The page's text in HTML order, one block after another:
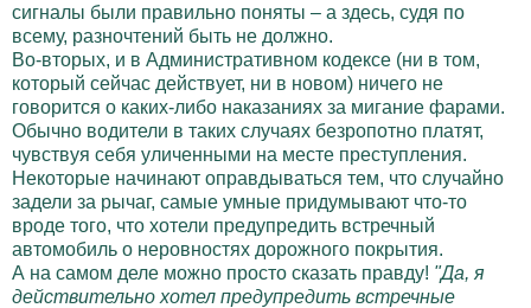
сигналы были правильно поняты – а здесь, судя по
всему, разночтений быть не должно.
Во-вторых, и в Административном кодексе (ни в том,
который сейчас действует, ни в новом) ничего не
говорится о каких-либо наказаниях за мигание фарами.
Обычно водители в таких случаях безропотно платят,
чувствуя себя уличенными на месте преступления.
Некоторые начинают оправдываться тем, что случайно
задели за рычаг, самые умные придумывают что-то
вроде того, что хотели предупредить встречный
автомобиль о неровностях дорожного покрытия.
А на самом деле можно просто сказать правду! "Да, я
действительно хотел предупредить встречные